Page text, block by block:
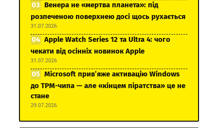
Венера не «мертва планета»: під
розпеченою поверхнею досі щось рухається
31.07.2026
Apple Watch Series 12 та Ultra 4: чого
чекати від осінніх новинок Apple
31.07.2026
Microsoft прив’яже активацію Windows
до TPM-чипа — але «кінцем піратства» це не
стане
29.07.2026